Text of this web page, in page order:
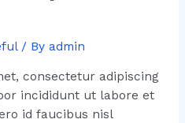
/ By admin
consectetur adipiscing
incididunt ut labore et
id faucibus nisl